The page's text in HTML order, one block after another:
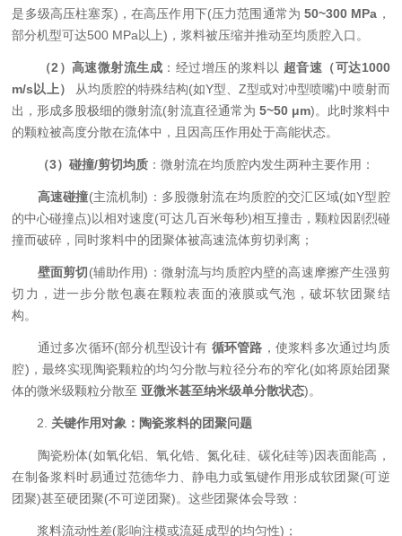
是多级高压柱塞泵)，在高压作用下(压力范围通常为 ​​50~300 MPa​ ​，
部分机型可达500 MPa以上)，浆料被压缩并推动至均质腔入口。
​（2）高速微射流生成​​：经过增压的浆料以 ​ ​超音速（可达1000
m/s以上）​
​ 从均质腔的特殊结构(如Y型、Z型或对冲型喷嘴)中喷射而
出，形成多股极细的微射流(射流直径通常为 ​ ​5~50 μm​​)。此时浆料中
的颗粒被高度分散在流体中，且因高压作用处于高能状态。
​（3）碰撞/剪切均质​ ​：微射流在均质腔内发生两种主要作用：
​高速碰撞​​(主流机制)：多股微射流在均质腔的交汇区域(如Y型腔
的中心碰撞点)以相对速度(可达几百米每秒)相互撞击，颗粒因剧烈碰
撞而破碎，同时浆料中的团聚体被高速流体剪切剥离；
​壁面剪切​​(辅助作用)：微射流与均质腔内壁的高速摩擦产生强剪
切力，进一步分散包裹在颗粒表面的液膜或气泡，破坏软团聚结
构。
通过多次循环(部分机型设计有 ​ ​循环管路​ ​，使浆料多次通过均质
腔)，最终实现陶瓷颗粒的均匀分散与粒径分布的窄化(如将原始团聚
体的微米级颗粒分散至 ​ ​亚微米甚至纳米级单分散状态​​)。
2. ​ ​关键作用对象：陶瓷浆料的团聚问题​
陶瓷粉体(如氧化铝、氧化锆、氮化硅、碳化硅等)因表面能高，
在制备浆料时易通过范德华力、静电力或氢键作用形成软团聚(可逆
团聚)甚至硬团聚(不可逆团聚)。这些团聚体会导致：
浆料流动性差(影响注模或流延成型的均匀性)；